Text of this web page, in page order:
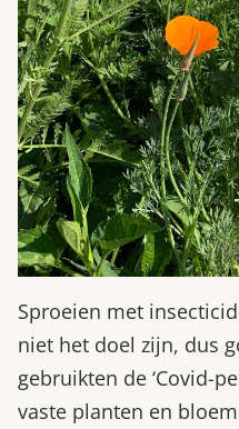
Sproeien met
niet het doel zijn, dus
gebruikten de ‘Covid-
vaste planten en